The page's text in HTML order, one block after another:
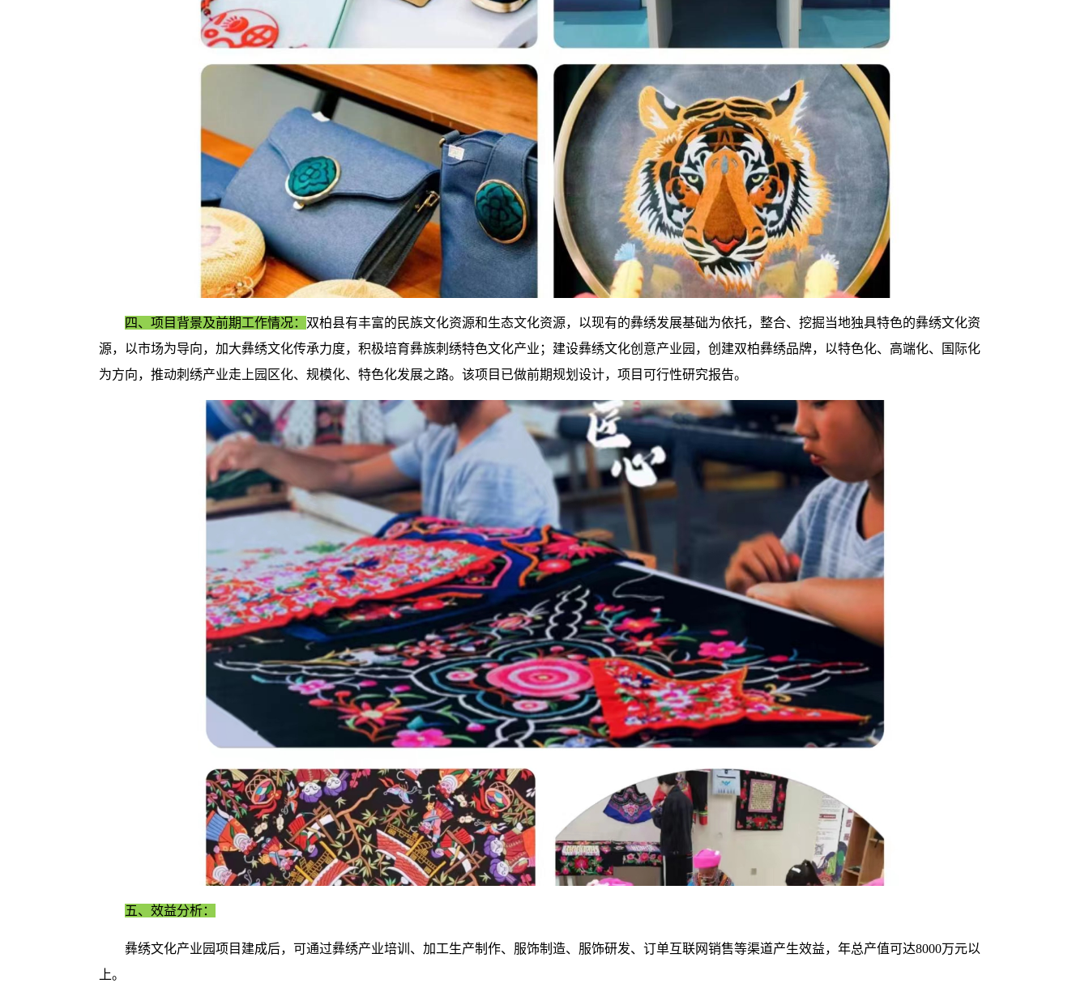
四、项目背景及前期工作情况： 双柏县有丰富的民族文化资源和生态文化资源，以现有的彝绣发展基础为依托，整合、挖掘当地独具特色的彝绣文化资
源，以市场为导向，加大彝绣文化传承力度，积极培育彝族刺绣特色文化产业；建设彝绣文化创意产业园，创建双柏彝绣品牌，以特色化、高端化、国际化
为方向，推动刺绣产业走上园区化、规模化、特色化发展之路。该项目已做前期规划设计，项目可行性研究报告。
五、效益分析：
彝绣文化产业园项目建成后，可通过彝绣产业培训、加工生产制作、服饰制造、服饰研发、订单互联网销售等渠道产生效益，年总产值可达8000万元以
上。